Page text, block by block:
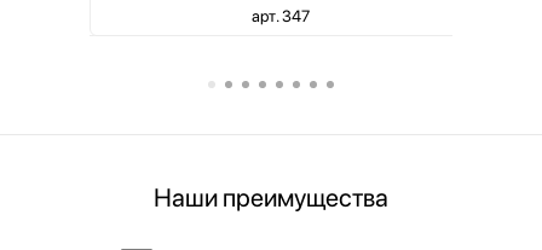
арт. 347
Наши преимущества